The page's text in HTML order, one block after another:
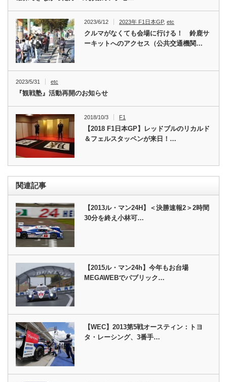
2023/6/12 2023年 F1日本GP,etc
クルマがなくても会場に行ける！ 鈴鹿サ
ーキットへのアクセス（公共交通機関…
2023/5/31 etc
『観戦塾』活動再開のお知らせ
2018/10/3 F1
【2018 F1日本GP】レッドブルのリカルド
＆フェルスタッペンが来日！…
関連記事
【2013ル・マン24H】＜決勝速報2＞2時間
30分を終え小林可…
【2015ル・マン24h】今年もお台場
MEGAWEBでパブリック…
【WEC】2013第5戦オースティン：トヨ
タ・レーシング、3番手…